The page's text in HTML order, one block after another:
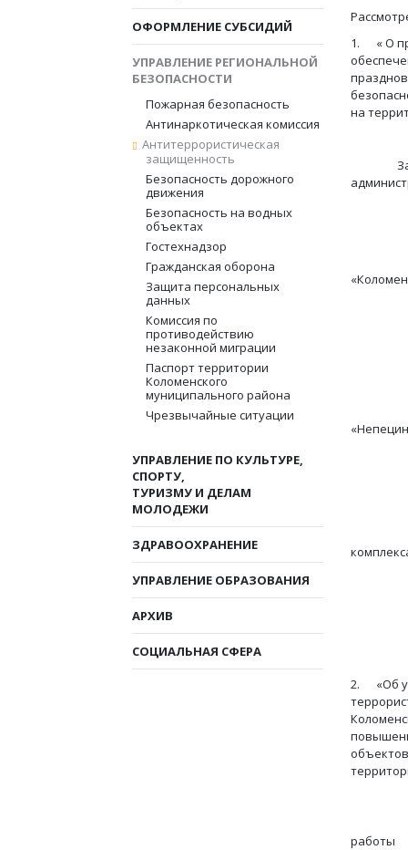
ОФОРМЛЕНИЕ СУБСИДИЙ
УПРАВЛЕНИЕ РЕГИОНАЛЬНОЙ
БЕЗОПАСНОСТИ
Пожарная безопасность
Антинаркотическая комиссия
Антитеррористическая
защищенность
Безопасность дорожного
движения
Безопасность на водных
объектах
Гостехнадзор
Гражданская оборона
Защита персональных
данных
Комиссия по
противодействию
незаконной миграции
Паспорт территории
Коломенского
муниципального района
Чрезвычайные ситуации
УПРАВЛЕНИЕ ПО КУЛЬТУРЕ,
СПОРТУ,
ТУРИЗМУ И ДЕЛАМ
МОЛОДЕЖИ
ЗДРАВООХРАНЕНИЕ
УПРАВЛЕНИЕ ОБРАЗОВАНИЯ
АРХИВ
СОЦИАЛЬНАЯ СФЕРА
1. « О
на
2. «Об
работы